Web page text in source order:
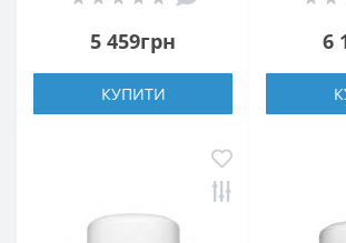
5 459грн
КУПИТИ
6